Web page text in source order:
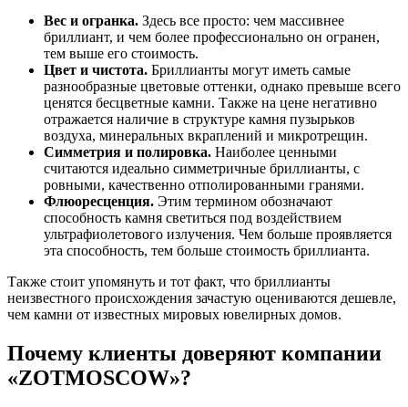
Вес и огранка. Здесь все просто: чем массивнее
бриллиант, и чем более профессионально он огранен,
тем выше его стоимость.
Цвет и чистота. Бриллианты могут иметь самые
разнообразные цветовые оттенки, однако превыше всего
ценятся бесцветные камни. Также на цене негативно
отражается наличие в структуре камня пузырьков
воздуха, минеральных вкраплений и микротрещин.
Симметрия и полировка. Наиболее ценными
считаются идеально симметричные бриллианты, с
ровными, качественно отполированными гранями.
Флюоресценция. Этим термином обозначают
способность камня светиться под воздействием
ультрафиолетового излучения. Чем больше проявляется
эта способность, тем больше стоимость бриллианта.
Также стоит упомянуть и тот факт, что бриллианты
неизвестного происхождения зачастую оцениваются дешевле,
чем камни от известных мировых ювелирных домов.
Почему клиенты доверяют компании
«ZOTMOSCOW»?